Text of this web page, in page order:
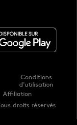
droits réservés
Conditions
d'utilisation
Affiliation